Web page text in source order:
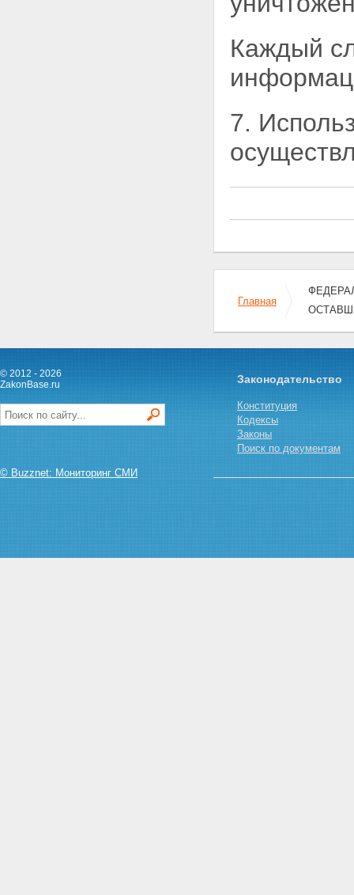
Каждый
7.
Главная
© 2012 - 2026
ZakonBase.ru
© Buzznet: Мониторинг СМИ
Законодательство
Конституция
Кодексы
Законы
Поиск по документам